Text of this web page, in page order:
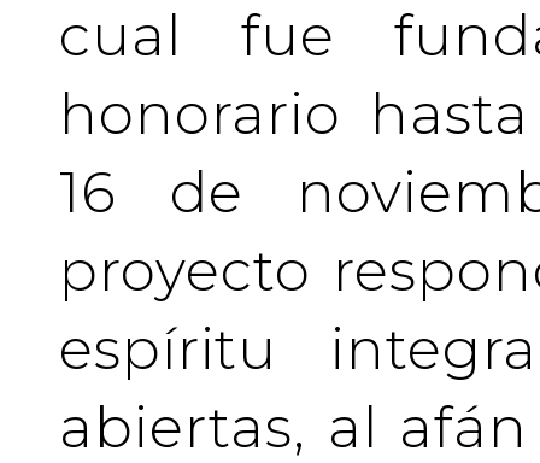
cual fue
honorario
16 de
proyecto
espíritu
abiertas, al